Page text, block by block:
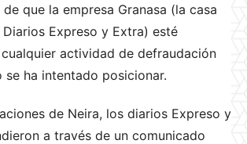
que la empresa Granasa (la casa
Expreso y Extra) esté
actividad de defraudación
ha intentado posicionar.
de Neira, los diarios Expreso y
a través de un comunicado